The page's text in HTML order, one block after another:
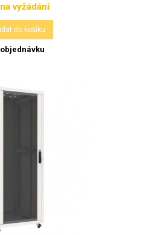
Cena
vyžádání
do košíku